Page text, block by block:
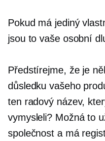
Pokud má jediný
jsou to vaše osobní
Předstírejme, že je
důsledku vašeho
ten radový název,
vymysleli? Možná to
společnost a má